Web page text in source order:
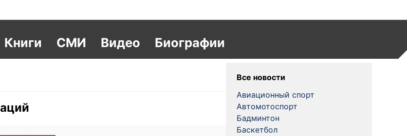
Книги СМИ Видео Биографии
Все новости
Авиационный спорт
Автомотоспорт
Бадминтон
Баскетбол